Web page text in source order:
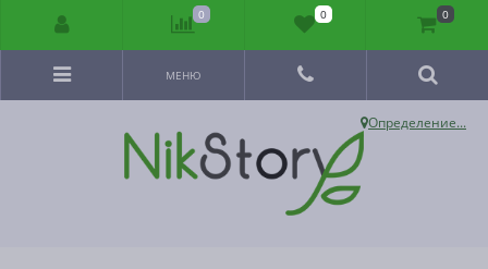
Определение...
МЕНЮ
0 0 0